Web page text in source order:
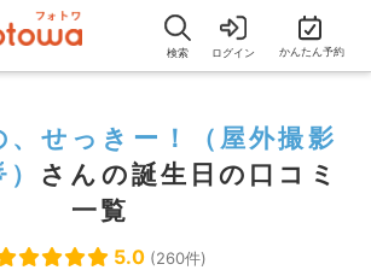
検索 ログイン かんたん予約
、せっきー！（屋外撮影
さんの誕生日の口コミ
一覧
5.0 (260件)